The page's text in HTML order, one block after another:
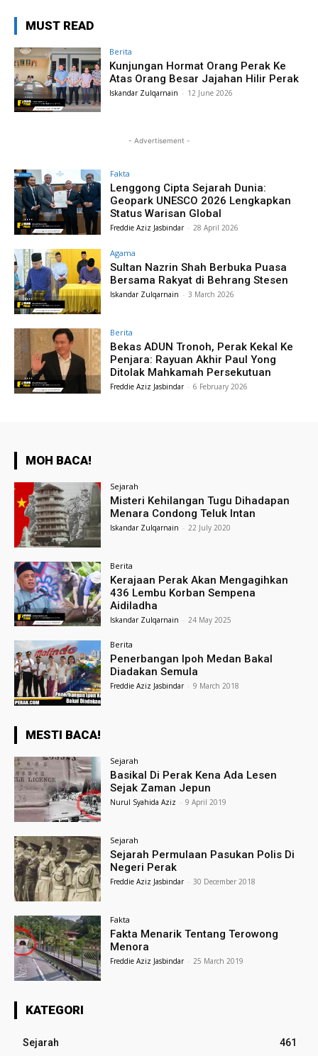
MUST READ
Berita
Kunjungan Hormat Orang Perak Ke
Atas Orang Besar Jajahan Hilir Perak
Iskandar Zulqarnain - 12 June 2026
- Advertisement -
Fakta
Lenggong Cipta Sejarah Dunia:
Geopark UNESCO 2026 Lengkapkan
Status Warisan Global
Freddie Aziz Jasbindar - 28 April 2026
Agama
Sultan Nazrin Shah Berbuka Puasa
Bersama Rakyat di Behrang Stesen
Iskandar Zulqarnain - 3 March 2026
Berita
Bekas ADUN Tronoh, Perak Kekal Ke
Penjara: Rayuan Akhir Paul Yong
Ditolak Mahkamah Persekutuan
Freddie Aziz Jasbindar - 6 February 2026
MOH BACA!
Sejarah
Misteri Kehilangan Tugu Dihadapan
Menara Condong Teluk Intan
Iskandar Zulqarnain - 22 July 2020
Berita
Kerajaan Perak Akan Mengagihkan
436 Lembu Korban Sempena
Aidiladha
Iskandar Zulqarnain - 24 May 2025
Berita
Penerbangan Ipoh Medan Bakal
Diadakan Semula
Freddie Aziz Jasbindar - 9 March 2018
MESTI BACA!
Sejarah
Basikal Di Perak Kena Ada Lesen
Sejak Zaman Jepun
Nurul Syahida Aziz - 9 April 2019
Sejarah
Sejarah Permulaan Pasukan Polis Di
Negeri Perak
Freddie Aziz Jasbindar - 30 December 2018
Fakta
Fakta Menarik Tentang Terowong
Menora
Freddie Aziz Jasbindar - 25 March 2019
KATEGORI
Sejarah
461